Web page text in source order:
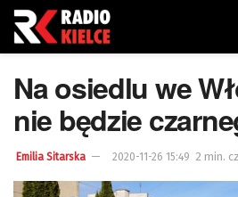
Na osiedlu we
nie będzie
Emilia Sitarska 2020-11-26 15:49 2 min.